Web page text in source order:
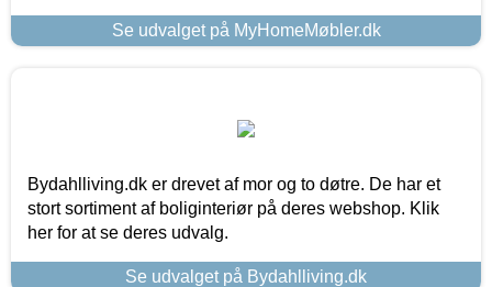
Se udvalget på MyHomeMøbler.dk
Bydahlliving.dk er drevet af mor og to døtre. De har et
stort sortiment af boliginteriør på deres webshop. Klik
her for at se deres udvalg.
Se udvalget på Bydahlliving.dk